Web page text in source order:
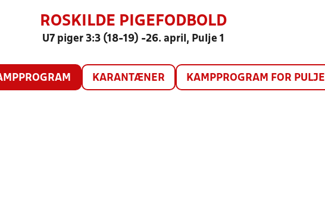
ROSKILDE PIGEFODBOLD
U7 piger 3:3 (18-19) -26. april, Pulje 1
KARANTÆNER KAMPPROGRAM FOR PULJE